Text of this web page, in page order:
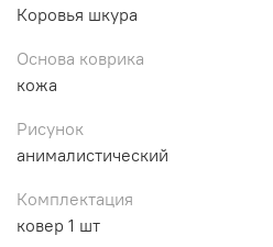
Коровья шкура
Основа коврика
кожа
Рисунок
анималистический
Комплектация
ковер 1 шт